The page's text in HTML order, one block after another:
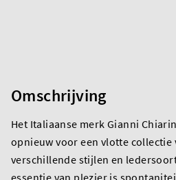
Omschrijving
Het Italiaanse merk Gianni
opnieuw voor een vlotte collectie
verschillende stijlen en
essentie van plezier is